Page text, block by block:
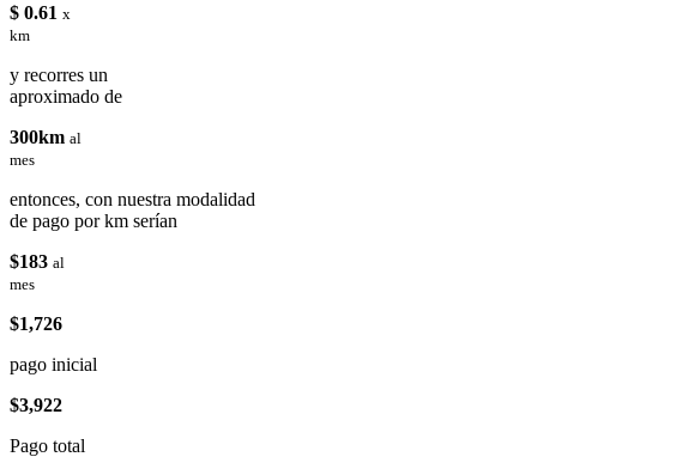
$ 0.61 x
km
y recorres un
aproximado de
300km al
mes
entonces, con nuestra modalidad
de pago por km serían
$183 al
mes
$1,726
pago inicial
$3,922
Pago total